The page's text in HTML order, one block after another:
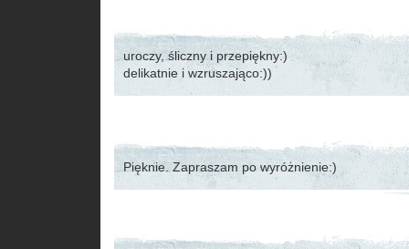
uroczy, śliczny i przepiękny:)
delikatnie i wzruszająco:))
Pięknie. Zapraszam po wyróżnienie:)